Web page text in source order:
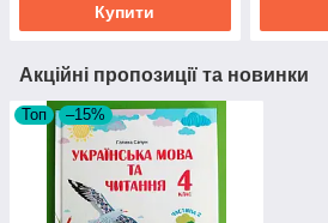
Купити
Акційні пропозиції та новинки
Топ –15%